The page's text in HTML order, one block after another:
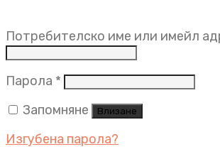
Потребителско име или имейл
Парола * Задължително
Запомняне
Влизане
Изгубена парола?